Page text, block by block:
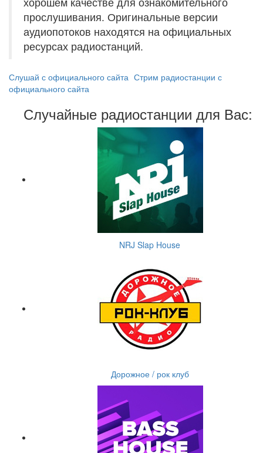
прослушивания. Оригинальные версии
аудиопотоков находятся на официальных
ресурсах радиостанций.
Слушай с официального сайта Стрим радиостанции с
официального сайта
Случайные радиостанции для Вас:
NRJ Slap House
Дорожное / рок клуб